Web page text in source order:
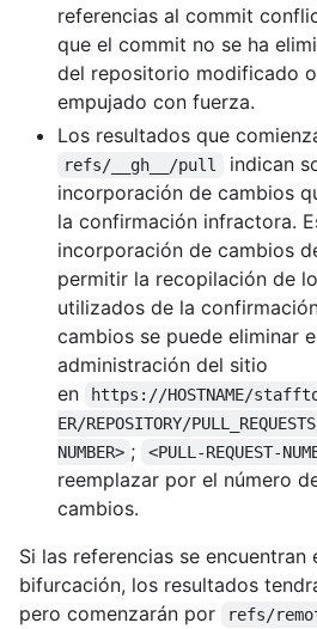
referencias al commit
que el commit no se ha
del repositorio modificado
empujado con fuerza.
Los resultados que
refs/__gh__/pull
indican
incorporación de cambios
la confirmación infractora.
incorporación de cambios
permitir la recopilación de
utilizados de la
cambios se puede eliminar
administración del sitio
en
https://HOSTNAME/
ER/REPOSITORY/
NUMBER> ; <PULL-REQUEST-
reemplazar por el número
cambios.
Si las referencias se encuentran
bifurcación, los resultados
pero comenzarán por
refs/